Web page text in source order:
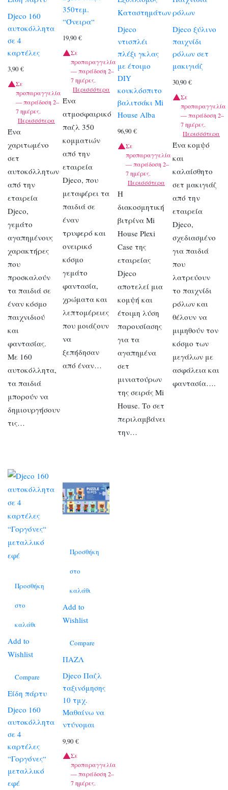
Djeco 160
αυτοκόλλητα
σε 4
καρτέλες
3,90 €
Σε
προπαραγγελία
— παράδοση 2–
7 ημέρες.
Περισσότερα
Ένα
χαριτωμένο
σετ
αυτοκόλλητων
από την
εταιρεία
Djeco,
γεμάτο
αγαπημένους
χαρακτήρες
που
προσκαλούν
τα παιδιά σε
έναν κόσμο
παιχνιδιού
και
φαντασίας.
Με 160
αυτοκόλλητα,
τα παιδιά
μπορούν να
δημιουργήσουν
τις…
350τεμ.
“Όνειρα“
19,90€
Σε
προπαραγγελία
— παράδοση 2–
7 ημέρες.
Περισσότερα
Ένα
ατμοσφαιρικό
παζλ 350
κομματιών
από την
εταιρεία
Djeco, που
μεταφέρει τα
παιδιά σε
έναν
τρυφερό και
ονειρικό
κόσμο
γεμάτο
φαντασία,
χρώματα και
λεπτομέρειες
που μοιάζουν
να
ξεπήδησαν
από έναν…
Καταστημάτων
Djeco
ντισπλέι
πλέξι γκλας
με έτοιμο
DIY
κουκλόσπιτο
βαλιτσάκι Mi
House Alba
96,90€
Σε
προπαραγγελία
— παράδοση 2–
7 ημέρες.
Περισσότερα
Η
διακοσμητική
βιτρίνα Mi
House Plexi
Case της
εταιρείας
Djeco
αποτελεί μια
κομψή και
έτοιμη λύση
παρουσίασης
για τα
αγαπημένα
σετ
μινιατούρων
της σειράς Mi
House. Το σετ
περιλαμβάνει
την…
ρόλων
Djeco ξύλινο
παιχνίδι
ρόλων σετ
μακιγιάζ
30,90€
Σε
προπαραγγελία
— παράδοση 2–
7 ημέρες.
Περισσότερα
Ένα κομψό
και
καλαίσθητο
σετ μακιγιάζ
από την
εταιρεία
Djeco,
σχεδιασμένο
για παιδιά
που
λατρεύουν
το παιχνίδι
ρόλων και
θέλουν να
μιμηθούν τον
κόσμο των
μεγάλων με
ασφάλεια και
φαντασία….
Προσθήκη
στο
καλάθι
Add to
Wishlist
Compare
Είδη πάρτυ
Djeco 160
αυτοκόλλητα
σε 4
καρτέλες
“Γοργόνες“
μεταλλικό
εφέ
Προσθήκη
στο
καλάθι
Add to
Wishlist
Compare
ΠΑΖΛ
Djeco Παζλ
ταξινόμησης
10 τμχ.
Μαθαίνω να
ντύνομαι
9,90€
Σε
προπαραγγελία
— παράδοση 2–
7 ημέρες.